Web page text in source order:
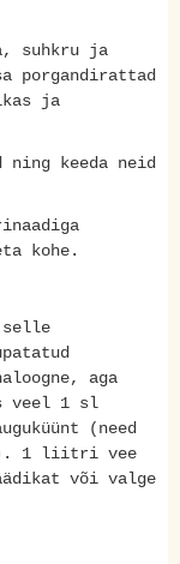
suhkru ja
porgandirattad
ja
ning keeda neid
kohe.
selle
aga
veel 1 sl
(need
1 liitri vee
või valge